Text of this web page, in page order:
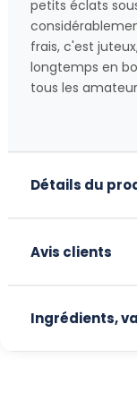
petits éclats
frais, c'est
longtemps en
tous les
Détails du
Avis clients
Ingrédients,